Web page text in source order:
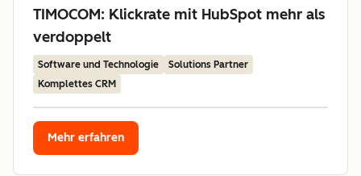
TIMOCOM: Klickrate mit HubSpot mehr als
verdoppelt
Software und Technologie
Solutions Partner
Komplettes CRM
Mehr erfahren